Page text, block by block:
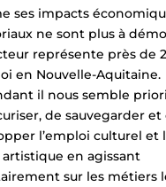
ses impacts
ne sont plus à
représente près de
en Nouvelle-Aquitaine.
il nous semble
de sauvegarder et
l’emploi culturel et
artistique en agissant
sur les métiers